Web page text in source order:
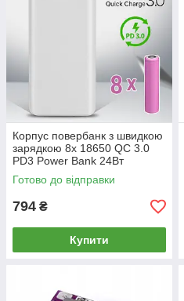
Корпус повербанк з швидкою
зарядкою 8x 18650 QC 3.0
PD3 Power Bank 24Вт
30000mAh USB Type-C
Lightning IP5328
Готово до відправки
794 ₴
Купити